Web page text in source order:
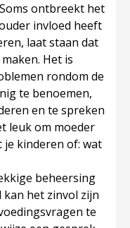
Soms ontbreekt het
invloed heeft
laat staan dat
Het is
rondom de
te benoemen,
en te spreken
leuk om moeder
je kinderen of: wat
beheersing
kan het zinvol zijn
te